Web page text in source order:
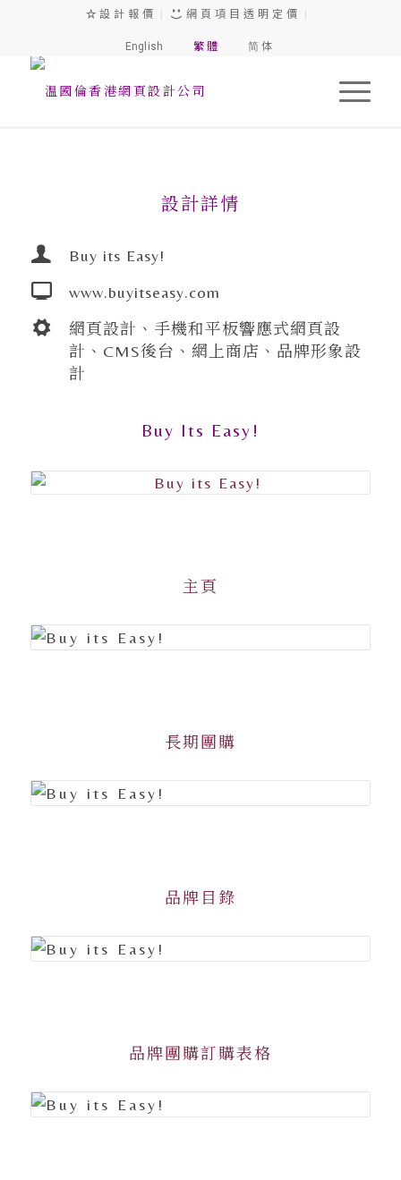
設 計 報 價 網 頁 項 目 透 明 定 價
English 繁 體 简 体
設計詳情
Buy its Easy!
www.buyitseasy.com
網頁設計、手機和平板響應式網頁設
計、CMS後台、網上商店、品牌形象設
計
Buy Its Easy!
主頁
長期團購
品牌目錄
品牌團購訂購表格